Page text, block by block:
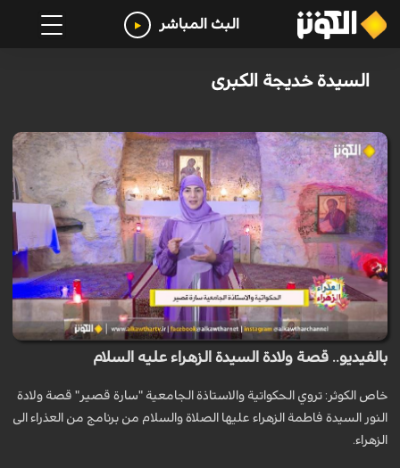
البث المباشر
السيدة خديجة الكبرى
بالفيديو.. قصة ولادة السيدة الزهراء عليه السلام
خاص الكوثر: تروي الحكواتية والاستاذة الجامعية "سارة قصير" قصة ولادة
النور السيدة فاطمة الزهراء عليها الصلاة والسلام من برنامج من العذراء الى
الزهراء.